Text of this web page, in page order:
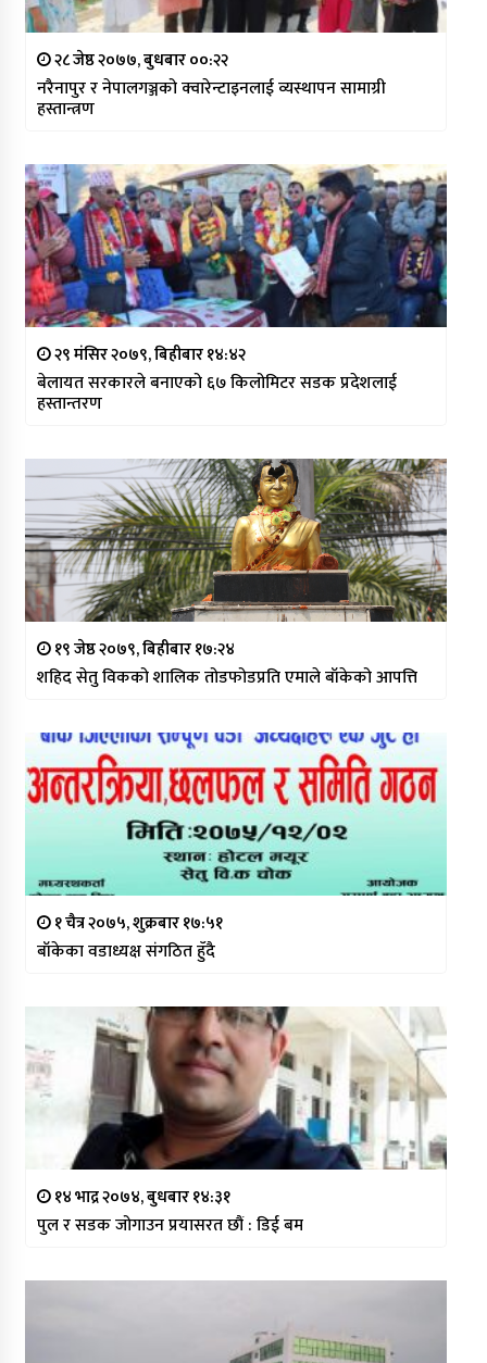
२८ जेष्ठ २०७७, बुधबार ००:२२
नरैनापुर र नेपालगञ्जको क्वारेन्टाइनलाई व्यस्थापन सामाग्री
हस्तान्त्रण
२९ मंसिर २०७९, बिहीबार १४:४२
बेलायत सरकारले बनाएको ६७ किलोमिटर सडक प्रदेशलाई
हस्तान्तरण
१९ जेष्ठ २०७९, बिहीबार १७:२४
शहिद सेतु विकको शालिक तोडफोडप्रति एमाले बाँकेको आपत्ति
१ चैत्र २०७५, शुक्रबार १७:५१
बाँकेका वडाध्यक्ष संगठित हुँदै
१४ भाद्र २०७४, बुधबार १४:३१
पुल र सडक जोगाउन प्रयासरत छौं : डिई बम